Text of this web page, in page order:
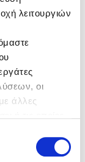
λειτουργιών
οι
άλλες